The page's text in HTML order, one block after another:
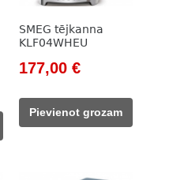
SMEG tējkanna
KLF04WHEU
Original
was:
203,00 €.
177,00 €Current
177,00 €.
Pievienot grozam